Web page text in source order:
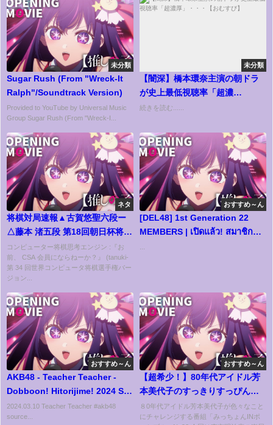
未分類
Sugar Rush (From "Wreck-It
Ralph"/Soundtrack Version)
Provided to YouTube by Universal Music
Group Sugar Rush (From "Wreck-I...
未分類
【闇深】橋本環奈主演の朝ドラ
が史上最低視聴率「超濃
厚」・・・【おむすび】
続きを読む......
ネタ
将棋対局速報▲古賀悠聖六段ー
△藤本 渚五段 第18回朝日杯将棋
オープン戦一次予選[雁木]「主
催：朝日新聞社、日本将棋連
盟、特別協賛：三井住友トラス
社」
コンピューター将棋思考エンジン :『お
前、 CSA 会員にならねーか？』 (tanuki-
第 34 回世界コンピュータ将棋選手権バー
ジョン...
おすすめ～ん
[DEL48]​ 1st​ Generation​ 22​
MEMBERS​ | เปิดแล้ว! สมาชิก​
おすすめ～ん
AKB48 - Teacher Teacher -
Dobboon! Hitorijime! 2024 SP
[4K 60fps]
2024.03.10 Teacher Teacher #akb48
source...
おすすめ～ん
【超希少！】80年代アイドル芳
本美代子のすっきりすっぴん動
画
８0年代アイドル芳本美代子が色々なこと
にチャレンジする番組「みっちょんINポ